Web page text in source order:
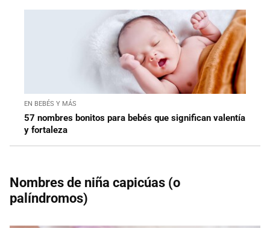
EN BEBÉS Y MÁS
57 nombres bonitos para bebés que significan valentía
y fortaleza
Nombres de niña capicúas (o
palíndromos)